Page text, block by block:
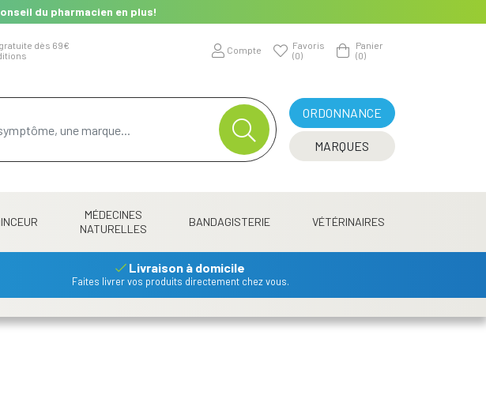
du pharmacien en plus!
dès 69€
Compte
Favoris
(0)
Panier
(0)
ORDONNANCE
MARQUES
MÉDECINES
NATURELLES
BANDAGISTERIE VÉTÉRINAIRES
Livraison à domicile
Faites livrer vos produits directement chez vous.